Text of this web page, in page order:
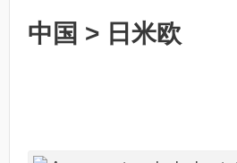
中国 > 日米欧